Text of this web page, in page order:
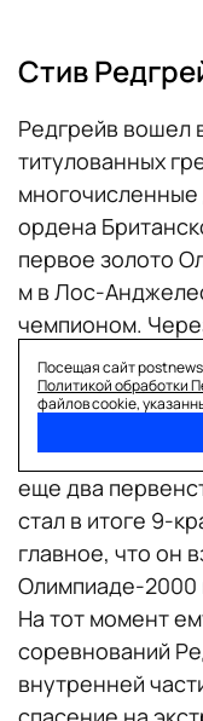
Стив
Редгрейв вошел
титулованных
ордена
первое золото
м в Лос-
чемпионом.
диагностировали
Британский
том числе для
недугом можно
еще два
стал в итоге 9-
главное, что он
Олимпиаде-2000
На тот момент
соревнований
внутренней
Посещая сайт
Политикой обработки
файлов cookie,